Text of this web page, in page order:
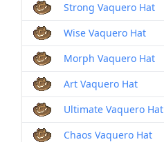
Strong Vaquero Hat
Wise Vaquero Hat
Morph Vaquero Hat
Art Vaquero Hat
Ultimate Vaquero Hat
Chaos Vaquero Hat